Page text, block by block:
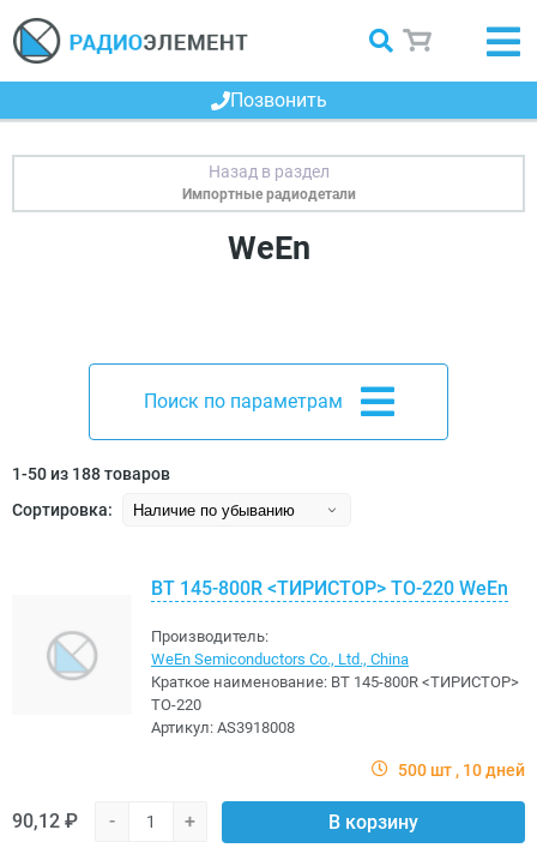
Позвонить
Импортные радиодетали
WeEn
Поиск по параметрам
1-50 из 188 товаров
Сортировка:
BT 145-800R <TИРИСТОР> TO-220 WeEn
Производитель:
WeEn Semiconductors Co., Ltd., China
Краткое наименование: BT 145-800R <TИРИСТОР>
TO-220
Артикул: AS3918008
500 шт 10 дней
90,12 ₽ - + В корзину